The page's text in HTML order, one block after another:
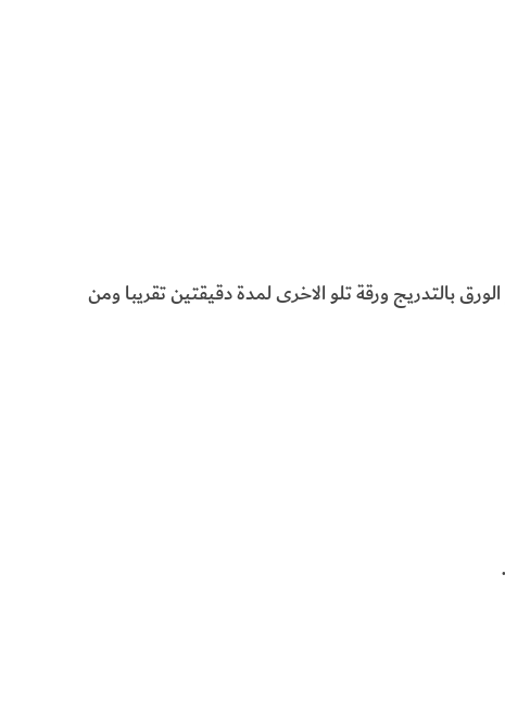
ورقة تلو الاخرى لمدة دقيقتين تقريبا ومن